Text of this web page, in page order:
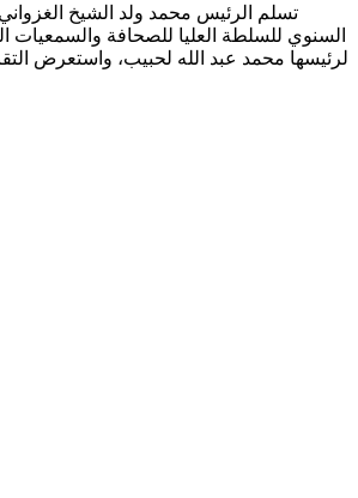
تسلم الرئيس محمد ولد الشيخ الغزواني،
السنوي للسلطة العليا للصحافة والسمعيات
لرئيسها محمد عبد الله لحبيب، واستعرض